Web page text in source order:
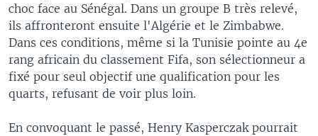
choc face au Sénégal. Dans un groupe B très relevé,
ils affronteront ensuite l'Algérie et le Zimbabwe.
Dans ces conditions, même si la Tunisie pointe au 4e
rang africain du classement Fifa, son sélectionneur a
fixé pour seul objectif une qualification pour les
quarts, refusant de voir plus loin.
En convoquant le passé, Henry Kasperczak pourrait